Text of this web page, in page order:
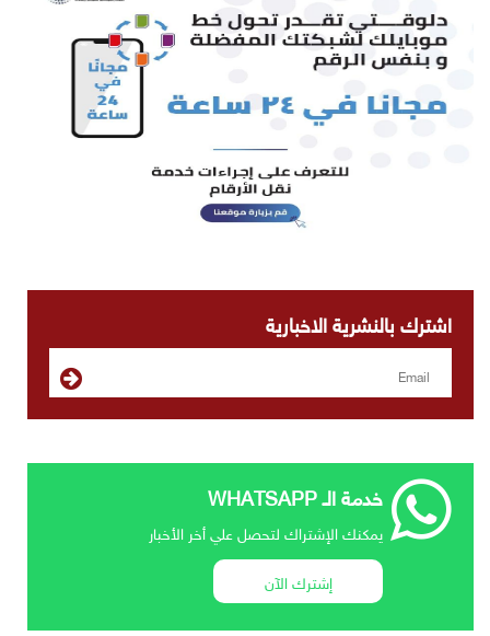
اشترك بالنشرية الاخبارية
خدمة الـ WHATSAPP
يمكنك الإشتراك لتحصل علي أخر الأخبار
إشترك الآن